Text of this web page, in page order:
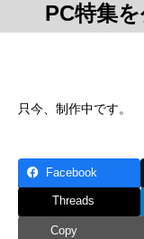
PC特集を
只今、制作中です。
Facebook
Threads
Copy